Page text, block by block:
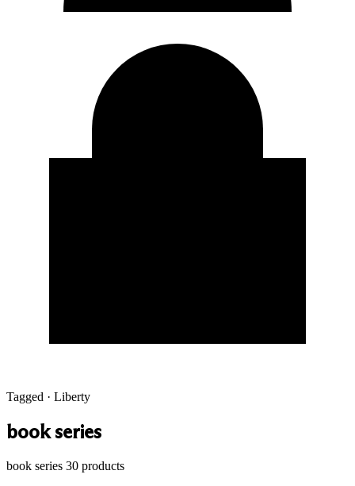
Tagged · Liberty
book series
book series 30 products